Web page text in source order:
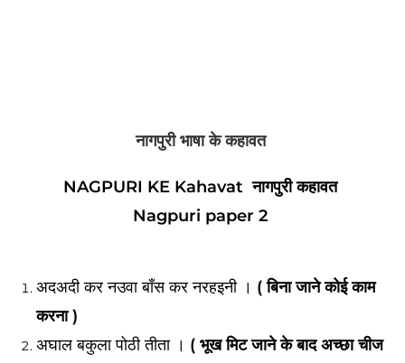
नागपुरी भाषा केकहावत
NAGPURI KE Kahavat नागपुरीकहावत
Nagpuri paper 2
अदअदी कर नउवा बाँस कर नरहइनी । ( बिना जाने कोई काम
करना )
अघाल बकुला पोठी तीता । ( भूख मिट जाने के बाद अच्छा चीज